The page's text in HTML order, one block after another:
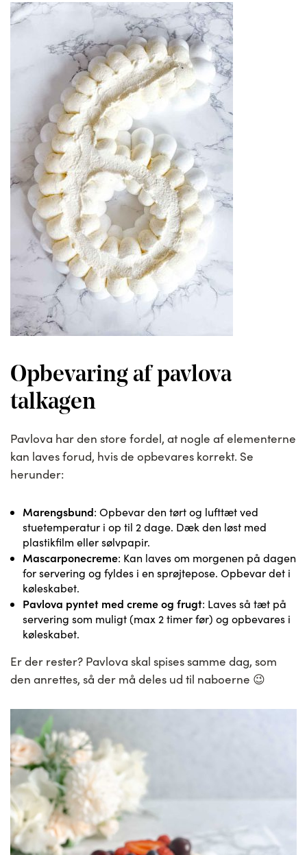
Opbevaring af pavlova
talkagen
Pavlova har den store fordel, at nogle af elementerne
kan laves forud, hvis de opbevares korrekt. Se
herunder:
Marengsbund: Opbevar den tørt og lufttæt ved
stuetemperatur i op til 2 dage. Dæk den løst med
plastikfilm eller sølvpapir.
Mascarponecreme: Kan laves om morgenen på dagen
for servering og fyldes i en sprøjtepose. Opbevar det i
køleskabet.
Pavlova pyntet med creme og frugt: Laves så tæt på
servering som muligt (max 2 timer før) og opbevares i
køleskabet.
Er der rester? Pavlova skal spises samme dag, som
den anrettes, så der må deles ud til naboerne 😉